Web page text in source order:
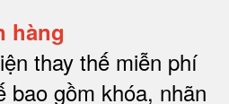
hàng
thay thế miễn phí
bao gồm khóa, nhãn